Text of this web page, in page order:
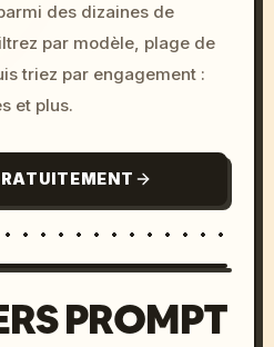
des dizaines de
par modèle, plage de
triez par engagement :
et plus.
PROMPT